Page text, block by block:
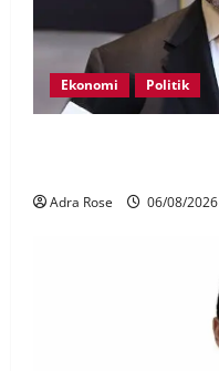
Ekonomi Politik
Adra Rose 06/08/2026